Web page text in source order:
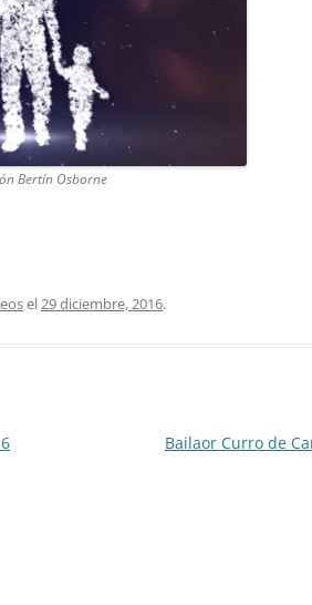
Bertín Osborne
el29 diciembre, 2016.
Bailaor Curro de